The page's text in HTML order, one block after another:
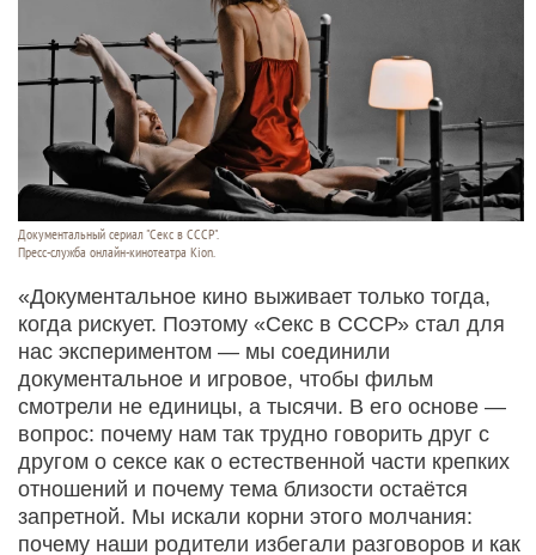
Документальный сериал "Секс в СССР".
Пресс-служба онлайн-кинотеатра Kion.
«Документальное кино выживает только тогда,
когда рискует. Поэтому «Секс в СССР» стал для
нас экспериментом — мы соединили
документальное и игровое, чтобы фильм
смотрели не единицы, а тысячи. В его основе —
вопрос: почему нам так трудно говорить друг с
другом о сексе как о естественной части крепких
отношений и почему тема близости остаётся
запретной. Мы искали корни этого молчания:
почему наши родители избегали разговоров и как